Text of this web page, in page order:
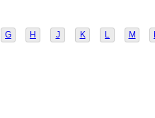
G H J K L M